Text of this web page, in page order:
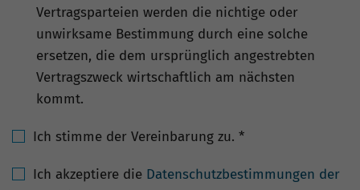
Vertragsparteien werden die nichtige oder
unwirksame Bestimmung durch eine solche
ersetzen, die dem ursprünglich angestrebten
Vertragszweck wirtschaftlich am nächsten
kommt.
Ich stimme der Vereinbarung zu. *
Ich akzeptiere die Datenschutzbestimmungen der